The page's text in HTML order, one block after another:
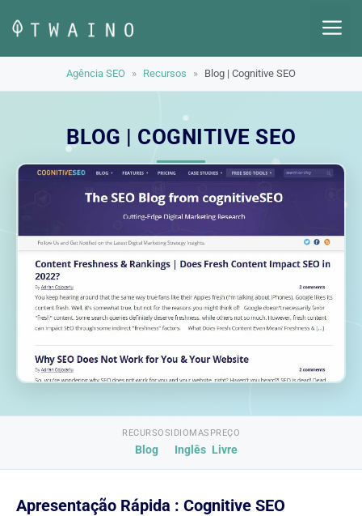
para
o
Agência SEO » Recursos » Blog | Cognitive SEO
BLOG | COGNITIVE SEO
RECURSOS
Blog
IDIOMAS
Inglês
PREÇO
Livre
Apresentação Rápida : Cognitive SEO